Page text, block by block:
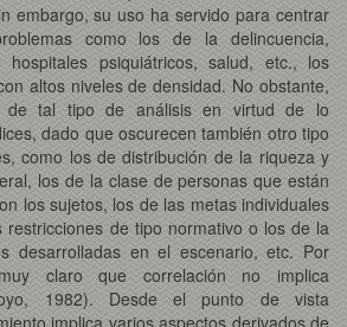
embargo, su uso ha servido para centrar
como los de la delincuencia,
psiquiátricos, salud, etc., los
altos niveles de densidad. No obstante,
de tal tipo de análisis en virtud de lo
dado que oscurecen también otro tipo
como los de distribución de la riqueza y
los de la clase de personas que están
los sujetos, los de las metas individuales
de tipo normativo o los de la
desarrolladas en el escenario, etc. Por
claro que correlación no implica
1982). Desde el punto de vista
implica varios aspectos derivados de